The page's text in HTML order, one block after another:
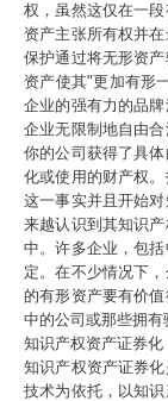
权，虽然这仅在一
资产主张所有权并
保护通过将无形资
资产使其"更加有形
企业的强有力的品
企业无限制地自由
你的公司获得了具
化或使用的财产权
这一事实并且开始
来越认识到其知识
中。许多企业，包
定。在不少情况下
的有形资产要有价
中的公司或那些拥有
知识产权资产证券化
知识产权资产证券
技术为依托，以知